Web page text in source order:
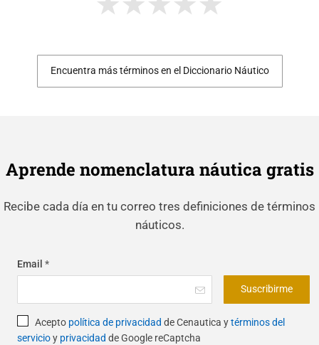
Encuentra más términos en el Diccionario Náutico
Aprende nomenclatura náutica gratis
Recibe cada día en tu correo tres definiciones de términos
náuticos.
Email *
Suscribirme
Acepto política de privacidad de Cenautica ytérminos del
servicioy privacidad de Google reCaptcha